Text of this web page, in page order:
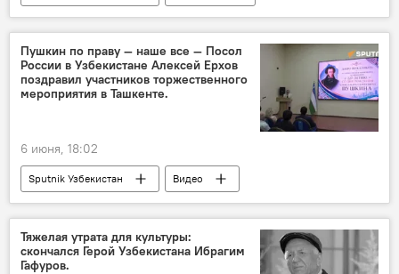
Ташкент
возложение венков
поэт
Пушкин по праву — наше все — Посол
России в Узбекистане Алексей Ерхов
поздравил участников торжественного
мероприятия в Ташкенте.
6 июня, 18:02
Sputnik Узбекистан Видео
Тяжелая утрата для культуры:
скончался Герой Узбекистана Ибрагим
Гафуров.